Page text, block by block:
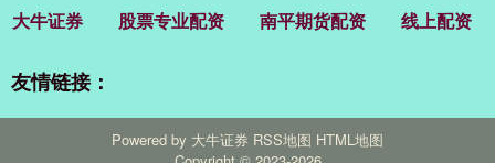
大牛证券 股票专业配资 南平期货配资 线上配资
友情链接：
Powered by 大牛证券 RSS地图 HTML地图